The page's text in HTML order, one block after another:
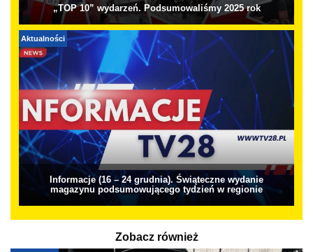
„TOP 10” wydarzeń. Podsumowaliśmy 2025 rok
Aktualności
Informacje (16 – 24 grudnia). Świąteczne wydanie
magazynu podsumowującego tydzień w regionie
Zobacz również